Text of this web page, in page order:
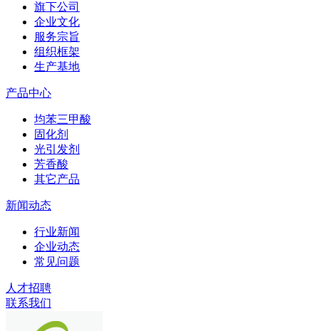
旗下公司
企业文化
服务宗旨
组织框架
生产基地
产品中心
均苯三甲酸
固化剂
光引发剂
芳香酸
其它产品
新闻动态
行业新闻
企业动态
常见问题
人才招聘
联系我们